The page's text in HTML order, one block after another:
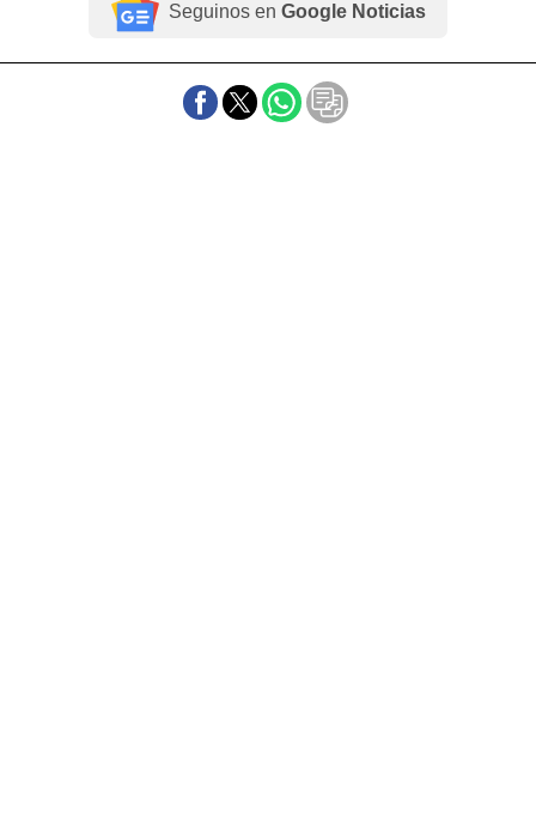
Seguinos en Google Noticias